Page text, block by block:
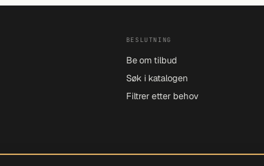
BESLUTNING
Be om tilbud
Søk i katalogen
Filtrer etter behov